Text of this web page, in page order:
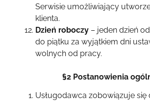
Serwisie umożliwiający
klienta.
Dzień roboczy – jeden dzień
do piątku za wyjątkiem dni
wolnych od pracy.
§2 Postanowienia
Usługodawca zobowiązuje się